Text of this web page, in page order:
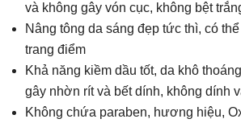
và không gây vón cục, không bệt
Nâng tông da sáng đẹp tức thì, có
trang điểm
Khả năng kiềm dầu tốt, da khô
gây nhờn rít và bết dính, không dính
Không chứa paraben, hương hiệu,